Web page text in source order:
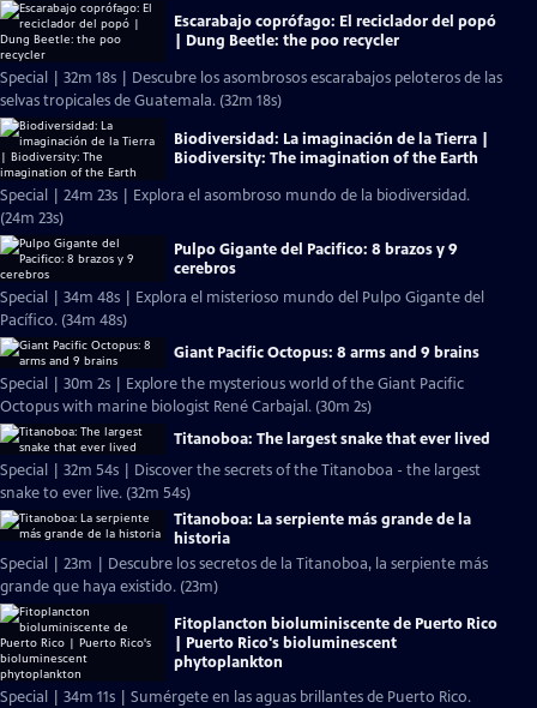
Escarabajo coprófago: El reciclador del popó
| Dung Beetle: the poo recycler
Special | 32m 18s | Descubre los asombrosos escarabajos peloteros de las
selvas tropicales de Guatemala. (32m 18s)
Biodiversidad: La imaginación de la Tierra |
Biodiversity: The imagination of the Earth
Special | 24m 23s | Explora el asombroso mundo de la biodiversidad.
(24m 23s)
Pulpo Gigante del Pacifico: 8 brazos y 9
cerebros
Special | 34m 48s | Explora el misterioso mundo del Pulpo Gigante del
Pacífico. (34m 48s)
Giant Pacific Octopus: 8 arms and 9 brains
Special | 30m 2s | Explore the mysterious world of the Giant Pacific
Octopus with marine biologist René Carbajal. (30m 2s)
Titanoboa: The largest snake that ever lived
Special | 32m 54s | Discover the secrets of the Titanoboa - the largest
snake to ever live. (32m 54s)
Titanoboa: La serpiente más grande de la
historia
Special | 23m | Descubre los secretos de la Titanoboa, la serpiente más
grande que haya existido. (23m)
Fitoplancton bioluminiscente de Puerto Rico
| Puerto Rico's bioluminescent
phytoplankton
Special | 34m 11s | Sumérgete en las aguas brillantes de Puerto Rico.